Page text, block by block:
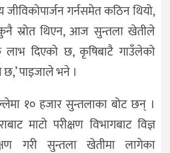
जीविकोपार्जन गर्नसमेत कठिन थियो,
स्रोत थिएन, आज सुन्तला खेतीले
लाभ दिएको छ, कृषिबाटै गाउँलेको
पाइजाले भने ।
१० हजार सुन्तलाका बोट छन् ।
माटो परीक्षण विभागबाट विज्ञ
गरी सुन्तला खेतीमा लागेका